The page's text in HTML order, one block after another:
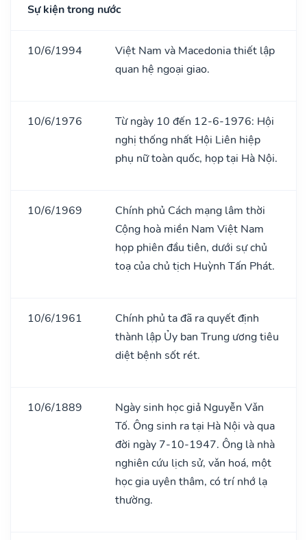
Sự kiện trong nước
10/6/1994
Việt Nam và Macedonia thiết lập
quan hệ ngoại giao.
10/6/1976
Từ ngày 10 đến 12-6-1976: Hội
nghị thống nhất Hội Liên hiệp
phụ nữ toàn quốc, họp tại Hà Nội.
10/6/1969
Chính phủ Cách mạng lâm thời
Cộng hoà miền Nam Việt Nam
họp phiên đầu tiên, dưới sự chủ
toạ của chủ tịch Huỳnh Tấn Phát.
10/6/1961
Chính phủ ta đã ra quyết định
thành lập Ủy ban Trung ương tiêu
diệt bệnh sốt rét.
10/6/1889
Ngày sinh học giả Nguyễn Vǎn
Tố. Ông sinh ra tại Hà Nội và qua
đời ngày 7-10-1947. Ông là nhà
nghiên cứu lịch sử, vǎn hoá, một
học gia uyên thâm, có trí nhớ lạ
thường.